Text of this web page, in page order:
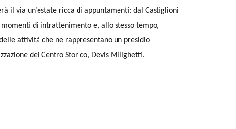
il via un’estate ricca di appuntamenti: dal Castiglioni
di intrattenimento e, allo stesso tempo,
attività che ne rappresentano un presidio
del Centro Storico, Devis Milighetti.